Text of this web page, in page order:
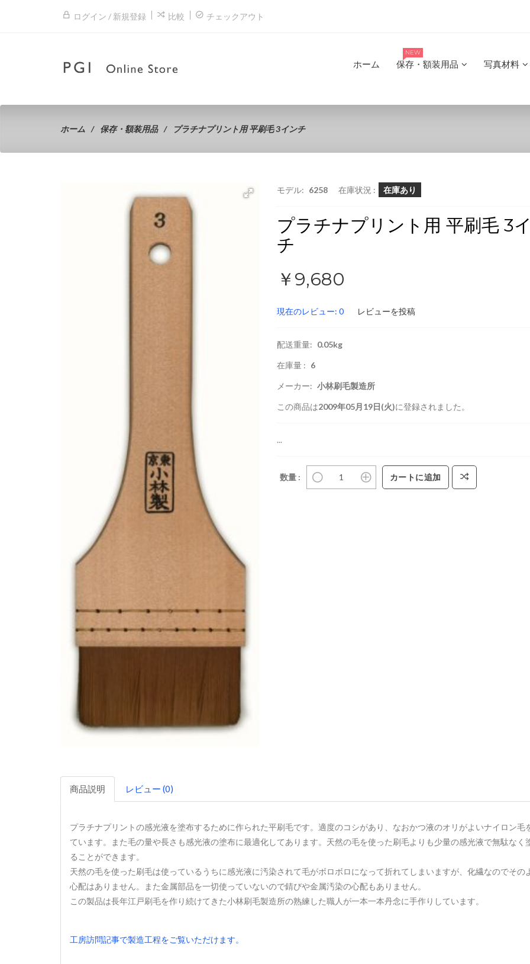
ログイン / 新規登録 比較 チェックアウト
ホーム 保存・額装用品
NEW
写真材料
ホーム 保存・額装用品 プラチナプリント用 平刷毛 3インチ
モデル: 6258 在庫状況 : 在庫あり
プラチナプリント用 平刷毛 3
チ
￥9,680
現在のレビュー: 0 レビューを投稿
配送重量: 0.05kg
在庫量 : 6
メーカー: 小林刷毛製造所
この商品は2009年05月19日(火)に登録されました。
...
数量 :
商品説明 レビュー (0)
プラチナプリントの感光液を塗布するために作られた平刷毛です。適度のコシがあり、なおかつ液のオリがよいナイロン毛
ています。また毛の量や長さも感光液の塗布に最適化してあります。天然の毛を使った刷毛よりも少量の感光液で無駄なく
ることができます。
天然の毛を使った刷毛は使っているうちに感光液に汚染されて毛がボロボロになって折れてしまいますが、化繊なのでその
心配はありません。また金属部品を一切使っていないので錆びや金属汚染の心配もありません。
この製品は長年江戸刷毛を作り続けてきた小林刷毛製造所の熟練した職人が一本一本丹念に手作りしています。
工房訪問記事で製造工程をご覧いただけます。